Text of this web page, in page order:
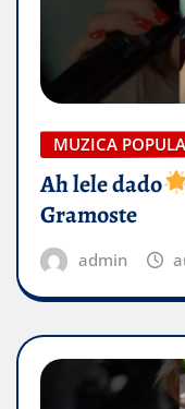
MUZICA
Ah lele dado​
Gramoste
admin